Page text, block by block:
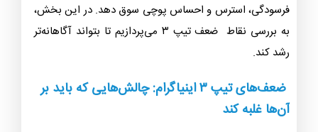
فرسودگی، استرس و احساس پوچی سوق دهد. در این بخش،
به بررسی نقاط ضعف تیپ ۳ می‌پردازیم تا بتواند آگاهانه‌تر
رشد کند.
ضعف‌های تیپ ۳ اینیاگرام: چالش‌هایی که باید بر
آن‌ها غلبه کند